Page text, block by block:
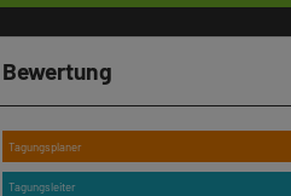
Bewertung
Tagungsplaner
Tagungsleiter